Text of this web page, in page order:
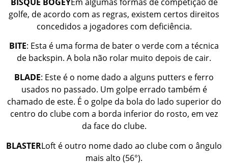
golfe, de acordo com as regras, existem certos direitos
concedidos a jogadores com deficiência.
BITE: Esta é uma forma de bater o verde com a técnica
de backspin. A bola não rolar muito depois de cair.
BLADE: Este é o nome dado a alguns putters e ferro
usados no passado. Um golpe errado também é
chamado de este. É o golpe da bola do lado superior do
centro do clube com a borda inferior do rosto, em vez
da face do clube.
BLASTERLoft é outro nome dado ao clube com o ângulo
mais alto (56°).